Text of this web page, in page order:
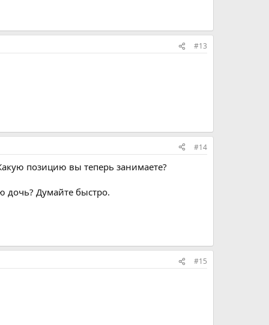
#13
#14
позицию вы теперь занимаете?
дочь? Думайте быстро.
#15